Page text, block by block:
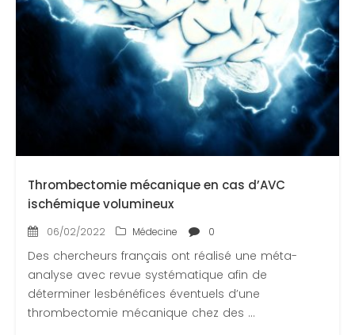
Thrombectomie mécanique en cas d’AVC
ischémique volumineux
06/02/2022 Médecine 0
Des chercheurs français ont réalisé une méta-
analyse avec revue systématique afin de
déterminer lesbénéfices éventuels d’une
thrombectomie mécanique chez des ...